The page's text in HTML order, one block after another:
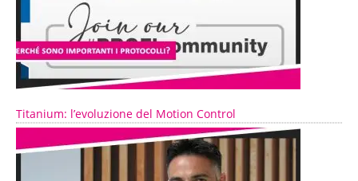
Titanium: l’evoluzione del Motion Control